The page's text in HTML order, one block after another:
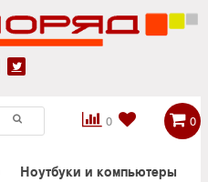

0

 0
Ноутбуки и компьютеры